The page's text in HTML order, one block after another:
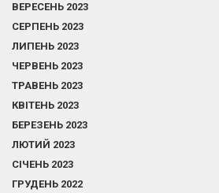
ВЕРЕСЕНЬ 2023
СЕРПЕНЬ 2023
ЛИПЕНЬ 2023
ЧЕРВЕНЬ 2023
ТРАВЕНЬ 2023
КВІТЕНЬ 2023
БЕРЕЗЕНЬ 2023
ЛЮТИЙ 2023
СІЧЕНЬ 2023
ГРУДЕНЬ 2022